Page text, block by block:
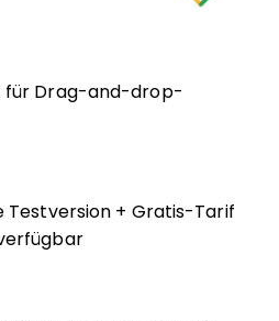
für Drag-and-drop-
Testversion + Gratis-Tarif